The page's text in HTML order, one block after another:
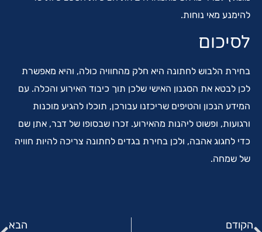
להימנע מאי נוחות.
לסיכום
בחירת הלבוש לחתונה היא חלק מהחוויה כולה, והיא מאפשרת
לכן לבטא את הסגנון האישי שלכן תוך כיבוד האירוע והכלה. עם
המידע הנכון והטיפים שריכזנו עבורכן, תוכלו להגיע מוכנות
ורגועות, ופשוט ליהנות מהאירוע. זכרו שבסופו של דבר, אתן שם
כדי לחגוג אהבה, ולכן בחירת בגדים לחתונה צריכה להיות חוויה
של שמחה.
הקודם
הבא